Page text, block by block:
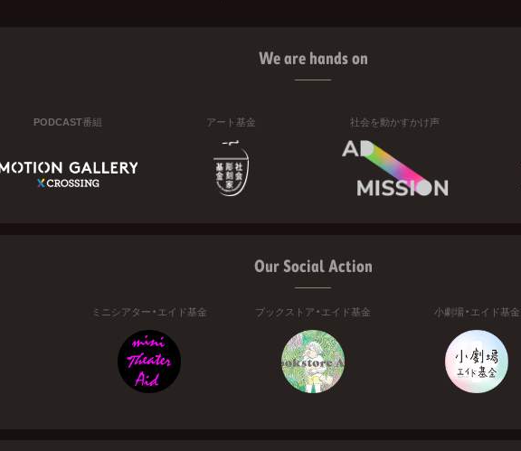
We are hands on
PODCAST番組 アート基金 社会を動かすかけ声
Our Social Action
ミニシアター・エイド基金 ブックストア・エイド基金 小劇場・エイド基金